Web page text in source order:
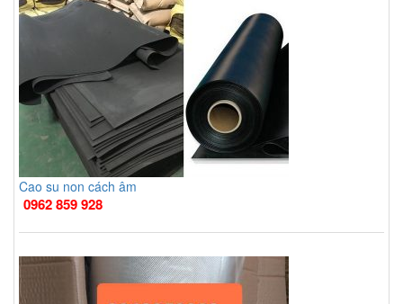
Cao su non cách âm
0962 859 928